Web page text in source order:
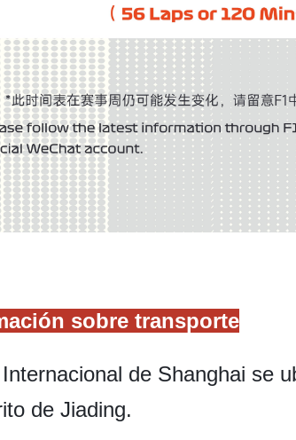
sobre transporte
de Shanghai se
de Jiading.